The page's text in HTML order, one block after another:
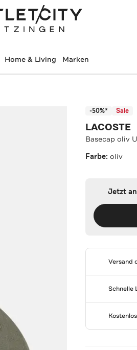
Home & Living Marken
-50%* Sale
LACOSTE
Basecap oliv
Farbe:oliv
Jetzt
Versand
Schnelle